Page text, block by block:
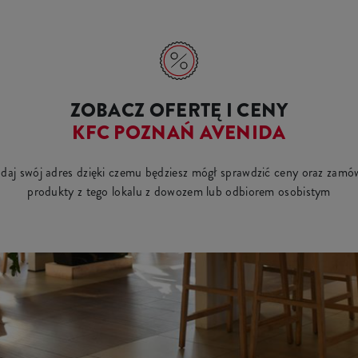
ZOBACZ OFERTĘ I CENY
KFC POZNAŃ AVENIDA
swój adres dzięki czemu będziesz mógł sprawdzić ceny oraz
produkty z tego lokalu z dowozem lub odbiorem osobistym